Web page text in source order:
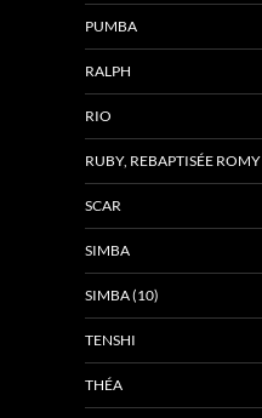
PUMBA
RALPH
RIO
RUBY, REBAPTISÉE ROMY
SCAR
SIMBA
SIMBA (10)
TENSHI
THÉA